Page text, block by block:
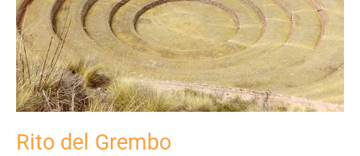
Rito del Grembo